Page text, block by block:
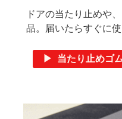
ドアの当たり止めや
品。届いたらすぐに
▶ 当たり止めゴ